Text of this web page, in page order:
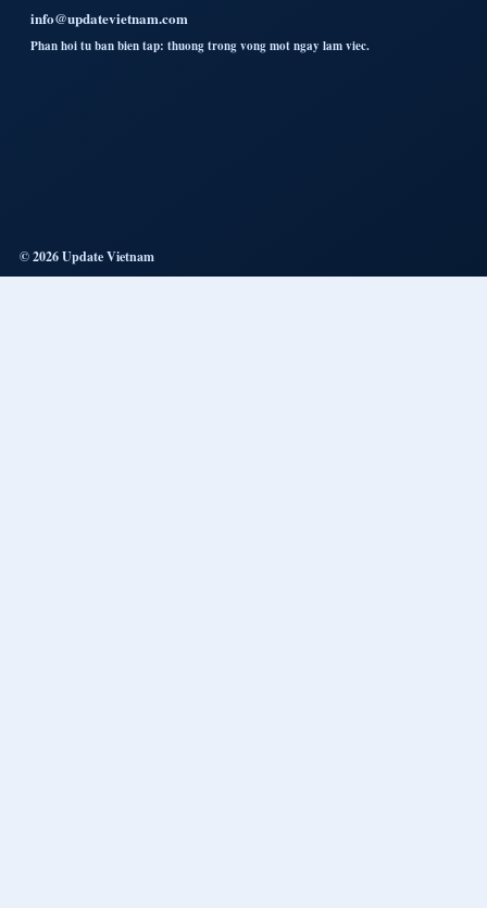
info@updatevietnam.com
Phan hoi tu ban bien tap: thuong trong vong mot ngay lam viec.
© 2026 Update Vietnam